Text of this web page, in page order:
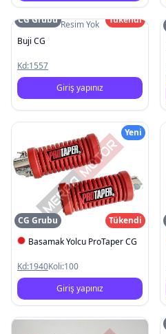
Resim Yok
CG Grubu
Tükendi
Buji CG
Kd:1557
Giriş yapınız
Yeni
CG Grubu
Tükendi
Basamak Yolcu ProTaper CG
Kd:1940Koli:100
Giriş yapınız